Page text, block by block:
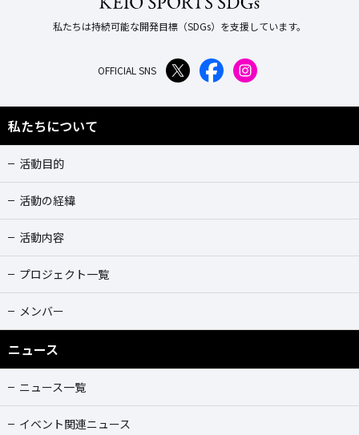
私たちは持続可能な開発目標（SDGs）を支援しています。
OFFICIAL SNS
私たちについて
活動目的
活動の経緯
活動内容
プロジェクト一覧
メンバー
ニュース
ニュース一覧
イベント関連ニュース